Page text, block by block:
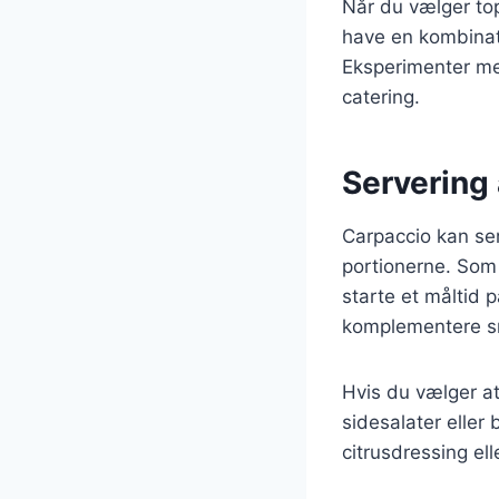
Når du vælger
have en
Eksperimenter
catering.
Carpaccio kan
portionerne.
starte et måltid
komplementere
Hvis du vælger
sidesalater eller
citrusdressing